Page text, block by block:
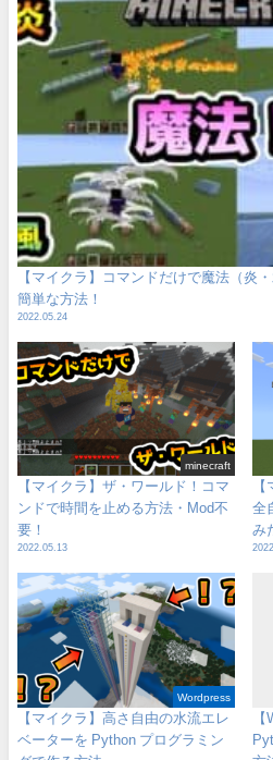
【マイクラ】コマンドだけで魔法（炎
簡単な方法！
2022.05.24
minecraft
【マイクラ】ザ・ワールド！コマ
ンドで時間を止める方法・Mod不
要！
2022.05.13
全
み
Wordpress
【マイクラ】高さ自由の水流エレ
ベーターを Python プログラミン